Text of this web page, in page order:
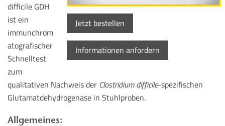
Jetzt bestellen
Informationen anfordern
difficile GDH
ist ein
immunchrom
atografischer
Schnelltest
zum
qualitativen Nachweis der Clostridium difficile-spezifischen
Glutamatdehydrogenase in Stuhlproben.
Allgemeines: